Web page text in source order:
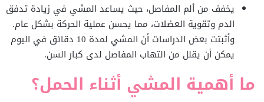
يخفف من ألم المفاصل، حيث يساعد المشي في زيادة تدفق
الدم وتقوية العضلات، مما يحسن عملية الحركة بشكل عام.
وأثبتت بعض الدراسات أن المشي لمدة 10 دقائق في اليوم
يمكن أن يقلل من التهاب المفاصل لدى كبار السن.
ما أهمية المشي أثناء الحمل؟